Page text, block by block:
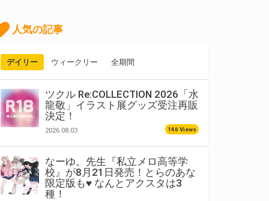
人気の記事
デイリー ウィークリー 全期間
ツクル Re:COLLECTION 2026「水
龍敬」イラスト展グッズ受注再販
決定！
2026.08.03 146 Views
なーゆ。先生『私立メロ高等学
校』が8月21日発売！とらのあな
限定版も♥ なんとアクスタは3
種！